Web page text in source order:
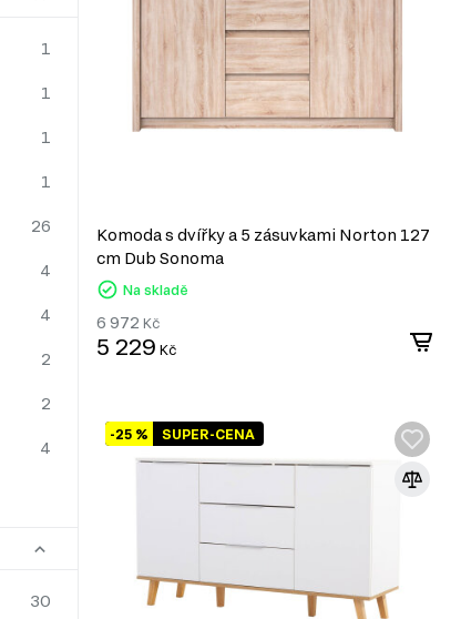
Komoda s dvířky a 5 zásuvkami Norton 127
cm Dub Sonoma
Na skladě
6 972 Kč
5 229 Kč
SUPER-CENA
-25 %